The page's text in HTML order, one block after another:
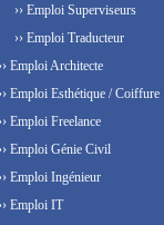
›› Emploi Superviseurs
›› Emploi Traducteur
›› Emploi Architecte
›› Emploi Esthétique / Coiffure
›› Emploi Freelance
›› Emploi Génie Civil
›› Emploi Ingénieur
›› Emploi IT